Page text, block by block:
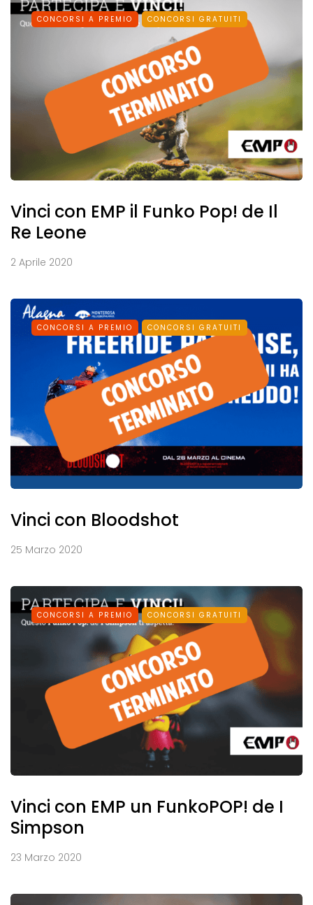
CONCORSI A PREMIO CONCORSI GRATUITI
Vinci con EMP il Funko Pop! de Il
Re Leone
2 Aprile 2020
CONCORSI A PREMIO CONCORSI GRATUITI
Vinci con Bloodshot
25 Marzo 2020
CONCORSI A PREMIO CONCORSI GRATUITI
Vinci con EMP un FunkoPOP! de I
Simpson
23 Marzo 2020